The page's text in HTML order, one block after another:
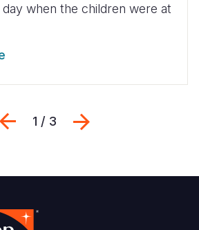
when the children were at
Previous
1 / 3